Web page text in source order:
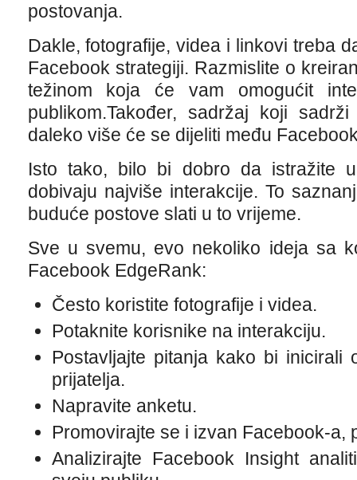
postovanja.
Dakle, fotografije, videa i linkovi treba
Facebook strategiji. Razmislite o
težinom koja će vam omogućit
publikom.Također, sadržaj koji
daleko više će se dijeliti među
Isto tako, bilo bi dobro da istražite
dobivaju najviše interakcije. To
buduće postove slati u to vrijeme.
Sve u svemu, evo nekoliko ideja sa
Facebook EdgeRank:
Često koristite fotografije i videa.
Potaknite korisnike na interakciju.
Postavljajte pitanja kako bi inicirali
prijatelja.
Napravite anketu.
Promovirajte se i izvan Facebook-a,
Analizirajte Facebook Insight